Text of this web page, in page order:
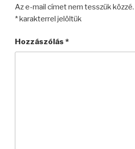
Az e-mail címet nem tesszük közzé.
*karakterrel jelöltük
Hozzászólás *